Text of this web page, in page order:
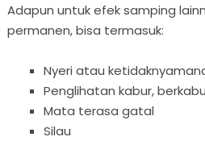
Adapun untuk efek samping
permanen, bisa termasuk:
Nyeri atau
Penglihatan kabur,
Mata terasa gatal
Silau